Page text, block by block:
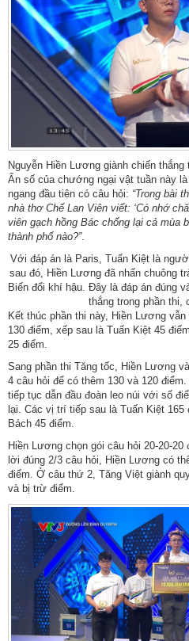
Nguyễn Hiền Lương giành chiến thắng
Ẩn số của chướng ngại vật tuần này
ngang đầu tiên có câu hỏi: “Trong bài
nhà thơ Chế Lan Viên viết: ‘Có nhớ
viên gạch hồng Bác chống lại cả mùa
thành phố nào?”.
Với đáp án là Paris, Tuấn Kiệt là
sau đó, Hiền Lương đã nhấn chuông
Biến đổi khí hậu. Đây là đáp án đúng
thắng trong phần thi,
Kết thúc phần thi này, Hiền Lương
130 điểm, xếp sau là Tuấn Kiệt 45
25 điểm.
Sang phần thi Tăng tốc, Hiền Lương
4 câu hỏi để có thêm 130 và 120
tiếp tục dẫn đầu đoàn leo núi với số
lại. Các vị trí tiếp sau là Tuấn Kiệt 165
Bách 45 điểm.
Hiền Lương chọn gói câu hỏi 20-20-
lời đúng 2/3 câu hỏi, Hiền Lương có
điểm. Ở câu thứ 2, Tăng Việt giành
và bị trừ điểm.